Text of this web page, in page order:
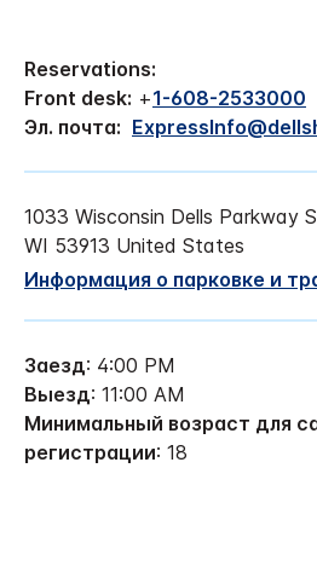
Reservations:
Front desk: +1-608-2533000
Эл. почта:
1033 Wisconsin Dells Parkway
WI 53913 United States
Информация о парковке и
Заезд: 4:00 PM
Выезд: 11:00 AM
Минимальный возраст для
регистрации: 18